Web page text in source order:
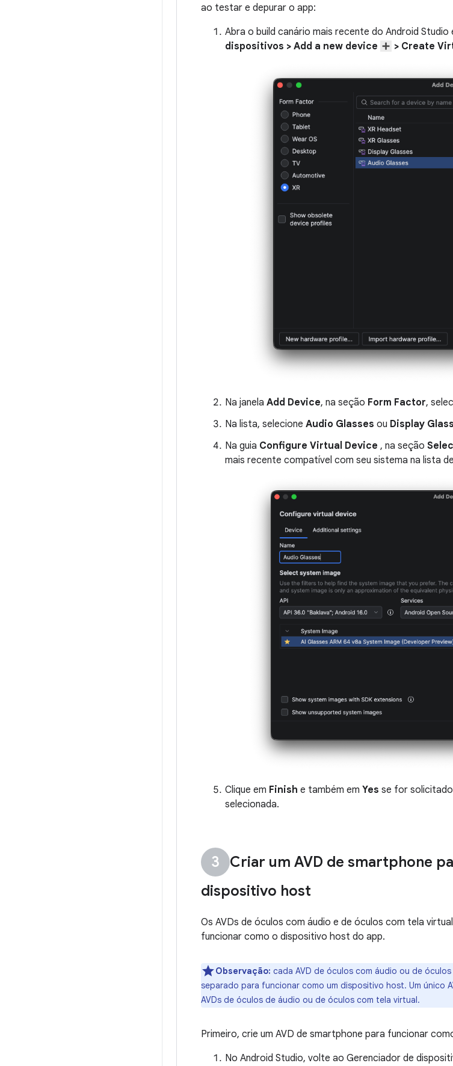
ao testar e depurar o app:
Abra o build canário mais recente do Android Studio
dispositivos > Add a new device
> Create
Na janela Add Device, na seção Form Factor,
Na lista, selecione Audio Glasses ou Display
Na guia Configure Virtual Device , na seção
mais recente compatível com seu sistema na lista
Clique em Finish e também em Yes se for
selecionada.
Criar um AVD de smartphone
dispositivo host
Os AVDs de óculos com áudio e de óculos com tela
funcionar como o dispositivo host do app.
Observação: cada AVD de óculos com áudio ou de
separado para funcionar como um dispositivo host. Um único
AVDs de óculos de áudio ou de óculos com tela virtual.
Primeiro, crie um AVD de smartphone para funcionar
No Android Studio, volte ao Gerenciador de